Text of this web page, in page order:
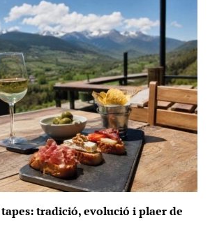
tradició, evolució i plaer de